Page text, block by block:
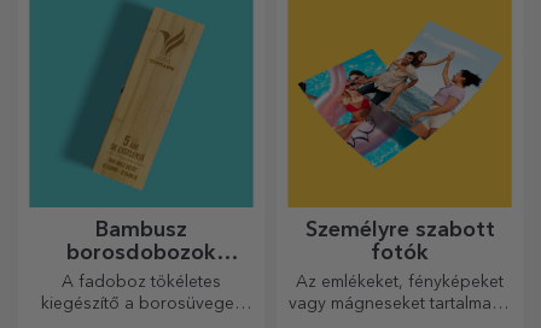
Bambusz
borosdobozok
kiegészítőkkel
A fadoboz tökéletes
kiegészítő a borosüvegek
Személyre szabott
fotók
Az emlékeket, fényképeket
vagy mágneseket tartalmazó